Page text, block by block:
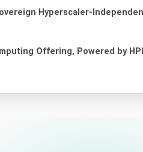
Hyperscaler-
Offering, Powered by